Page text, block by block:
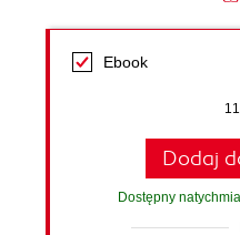
Ebook
Dodaj
Dostępny